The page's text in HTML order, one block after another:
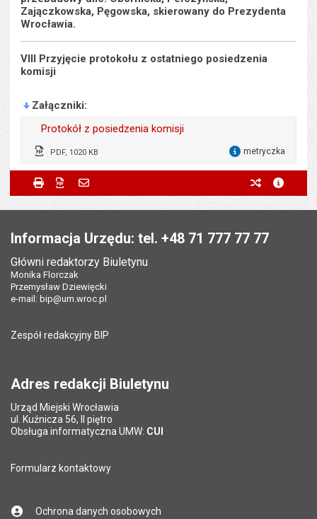
Zajączkowska, Pęgowska, skierowany do Prezydenta
Wrocławia.
VIII Przyjęcie protokołu z ostatniego posiedzenia
komisji
Załączniki
Protokół z posiedzenia komisji
PDF, 1020 KB metryczka
Wytworzył:
Data wytworzenia:
11.05.2017
Data opublikowania:
12.05.2017 15:33
Liczba pobrań:
Metryczka
Wytworzył:
Ostatnio zaktualizował:
Data ostatniej aktualizacji:
Powiadom znajomego
Powiadom znajomego
Twoje imię i nazwisko
Twój adres e-mail Pole wymagane
Tytuł e-mailaPole wymagane
*
Adres e-mail znajomego
Pytanie antyspamowe
*
Pole wymagane
Drukuj Zapisz do PDF poprzednie
Informacja Urzędu: tel. +48 71 777 77 77
Główni redaktorzy Biuletynu
Monika Florczak
Przemysław Dziewięcki
e-mail: bip@um.wroc.pl
Zespół redakcyjny BIP
Adres redakcji Biuletynu
Urząd Miejski Wrocławia
ul. Kuźnicza 56, II piętro
Obsługa informatyczna UMW: CUI
Formularz kontaktowy
Ochrona danych osobowych